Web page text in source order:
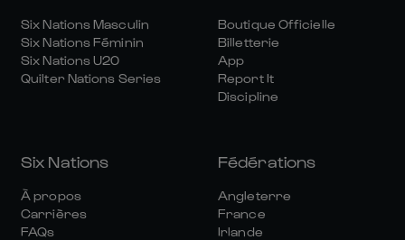
Six Nations Masculin
Six Nations Féminin
Six Nations U20
Quilter Nations Series
Boutique Officielle
Billetterie
App
Report It
Discipline
Six Nations
À propos
Carrières
FAQs
Fédérations
Angleterre
France
Irlande